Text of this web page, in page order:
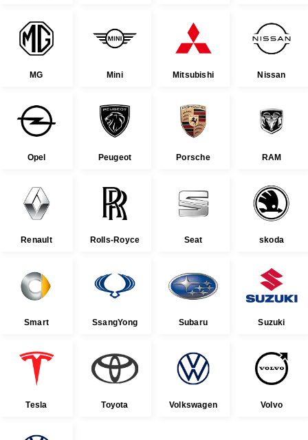
MG Mini Mitsubishi Nissan
Opel Peugeot Porsche RAM
Renault Rolls-Royce Seat skoda
Smart SsangYong Subaru Suzuki
Tesla Toyota Volkswagen Volvo